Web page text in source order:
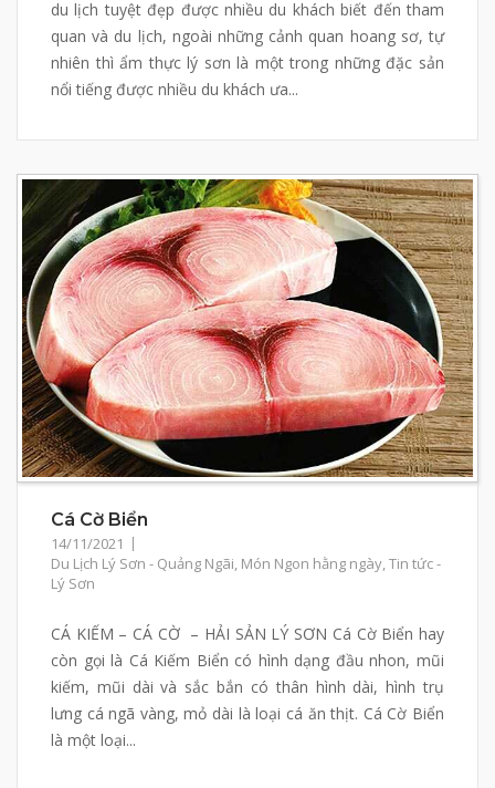
du lịch tuyệt đẹp được nhiều du khách biết đến tham
quan và du lịch, ngoài những cảnh quan hoang sơ, tự
nhiên thì ẩm thực lý sơn là một trong những đặc sản
nổi tiếng được nhiều du khách ưa...
Cá Cờ Biển
14/11/2021
Du Lịch Lý Sơn - Quảng Ngãi, Món Ngon hằng ngày,Tin tức -
Lý Sơn
CÁ KIẾM – CÁ CỜ – HẢI SẢN LÝ SƠN Cá Cờ Biển hay
còn gọi là Cá Kiếm Biển có hình dạng đầu nhon, mũi
kiếm, mũi dài và sắc bắn có thân hình dài, hình trụ
lưng cá ngã vàng, mỏ dài là loại cá ăn thịt. Cá Cờ Biển
là một loại...